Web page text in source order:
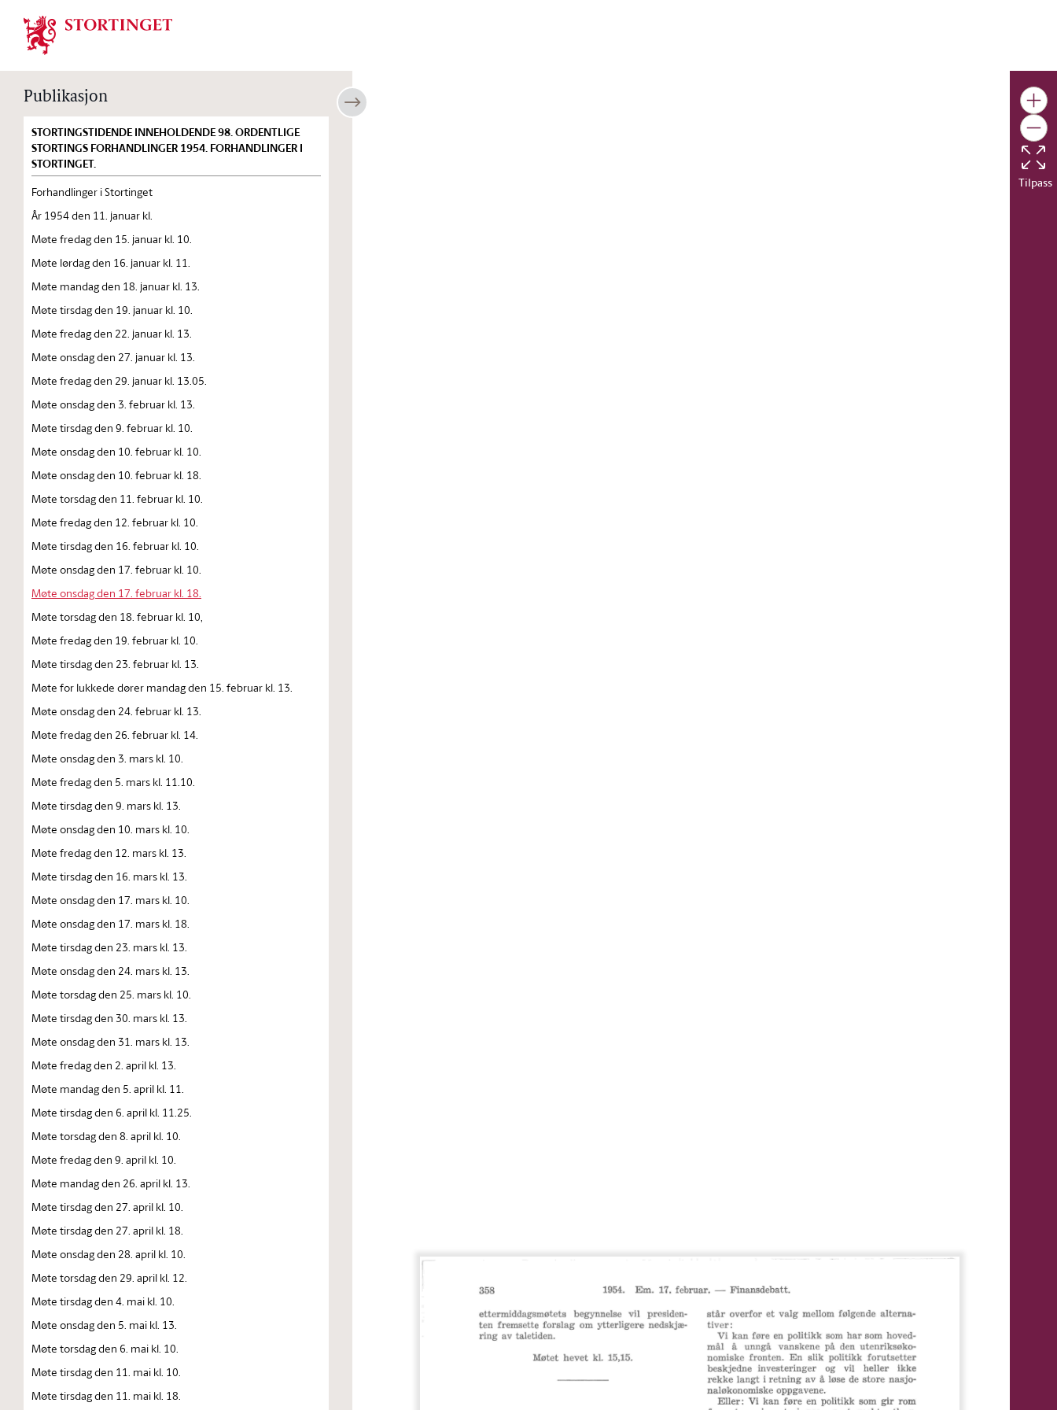
Stortinget.no
Publikasjon
STORTINGSTIDENDE INNEHOLDENDE 98. ORDENTLIGE
STORTINGS FORHANDLINGER 1954. FORHANDLINGER I
STORTINGET.
Forhandlinger i Stortinget
År 1954 den 11. januar kl.
Møte fredag den 15. januar kl. 10.
Møte lørdag den 16. januar kl. 11.
Møte mandag den 18. januar kl. 13.
Møte tirsdag den 19. januar kl. 10.
Møte fredag den 22. januar kl. 13.
Møte onsdag den 27. januar kl. 13.
Møte fredag den 29. januar kl. 13.05.
Møte onsdag den 3. februar kl. 13.
Møte tirsdag den 9. februar kl. 10.
Møte onsdag den 10. februar kl. 10.
Møte onsdag den 10. februar kl. 18.
Møte torsdag den 11. februar kl. 10.
Møte fredag den 12. februar kl. 10.
Møte tirsdag den 16. februar kl. 10.
Møte onsdag den 17. februar kl. 10.
Møte onsdag den 17. februar kl. 18.
Møte torsdag den 18. februar kl. 10,
Møte fredag den 19. februar kl. 10.
Møte tirsdag den 23. februar kl. 13.
Møte for lukkede dører mandag den 15. februar kl. 13.
Møte onsdag den 24. februar kl. 13.
Møte fredag den 26. februar kl. 14.
Møte onsdag den 3. mars kl. 10.
Møte fredag den 5. mars kl. 11.10.
Møte tirsdag den 9. mars kl. 13.
Møte onsdag den 10. mars kl. 10.
Møte fredag den 12. mars kl. 13.
Møte tirsdag den 16. mars kl. 13.
Møte onsdag den 17. mars kl. 10.
Møte onsdag den 17. mars kl. 18.
Møte tirsdag den 23. mars kl. 13.
Møte onsdag den 24. mars kl. 13.
Møte torsdag den 25. mars kl. 10.
Møte tirsdag den 30. mars kl. 13.
Møte onsdag den 31. mars kl. 13.
Møte fredag den 2. april kl. 13.
Møte mandag den 5. april kl. 11.
Møte tirsdag den 6. april kl. 11.25.
Møte torsdag den 8. april kl. 10.
Møte fredag den 9. april kl. 10.
Møte mandag den 26. april kl. 13.
Møte tirsdag den 27. april kl. 10.
Møte tirsdag den 27. april kl. 18.
Møte onsdag den 28. april kl. 10.
Møte torsdag den 29. april kl. 12.
Møte tirsdag den 4. mai kl. 10.
Møte onsdag den 5. mai kl. 13.
Møte torsdag den 6. mai kl. 10.
Møte tirsdag den 11. mai kl. 10.
Møte tirsdag den 11. mai kl. 18.